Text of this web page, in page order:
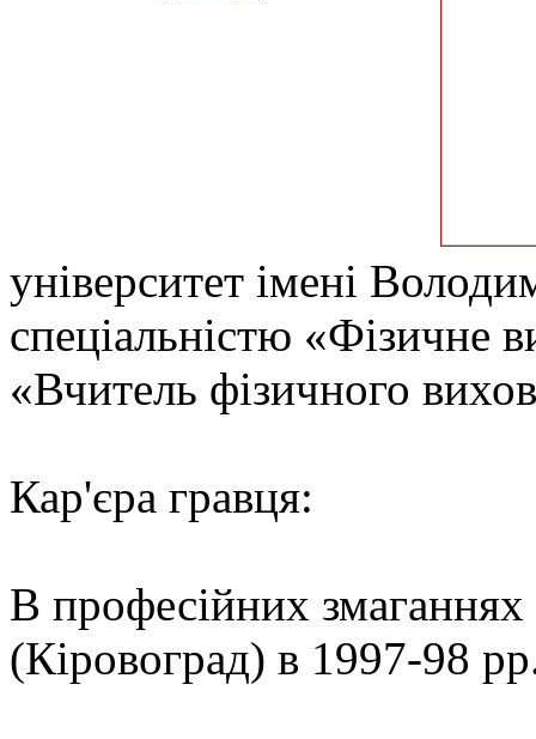
університет імені
спеціальністю «Фізичне
«Вчитель фізичного
Кар'єра гравця:
В професійних змаганнях
(Кіровоград) в 1997-98